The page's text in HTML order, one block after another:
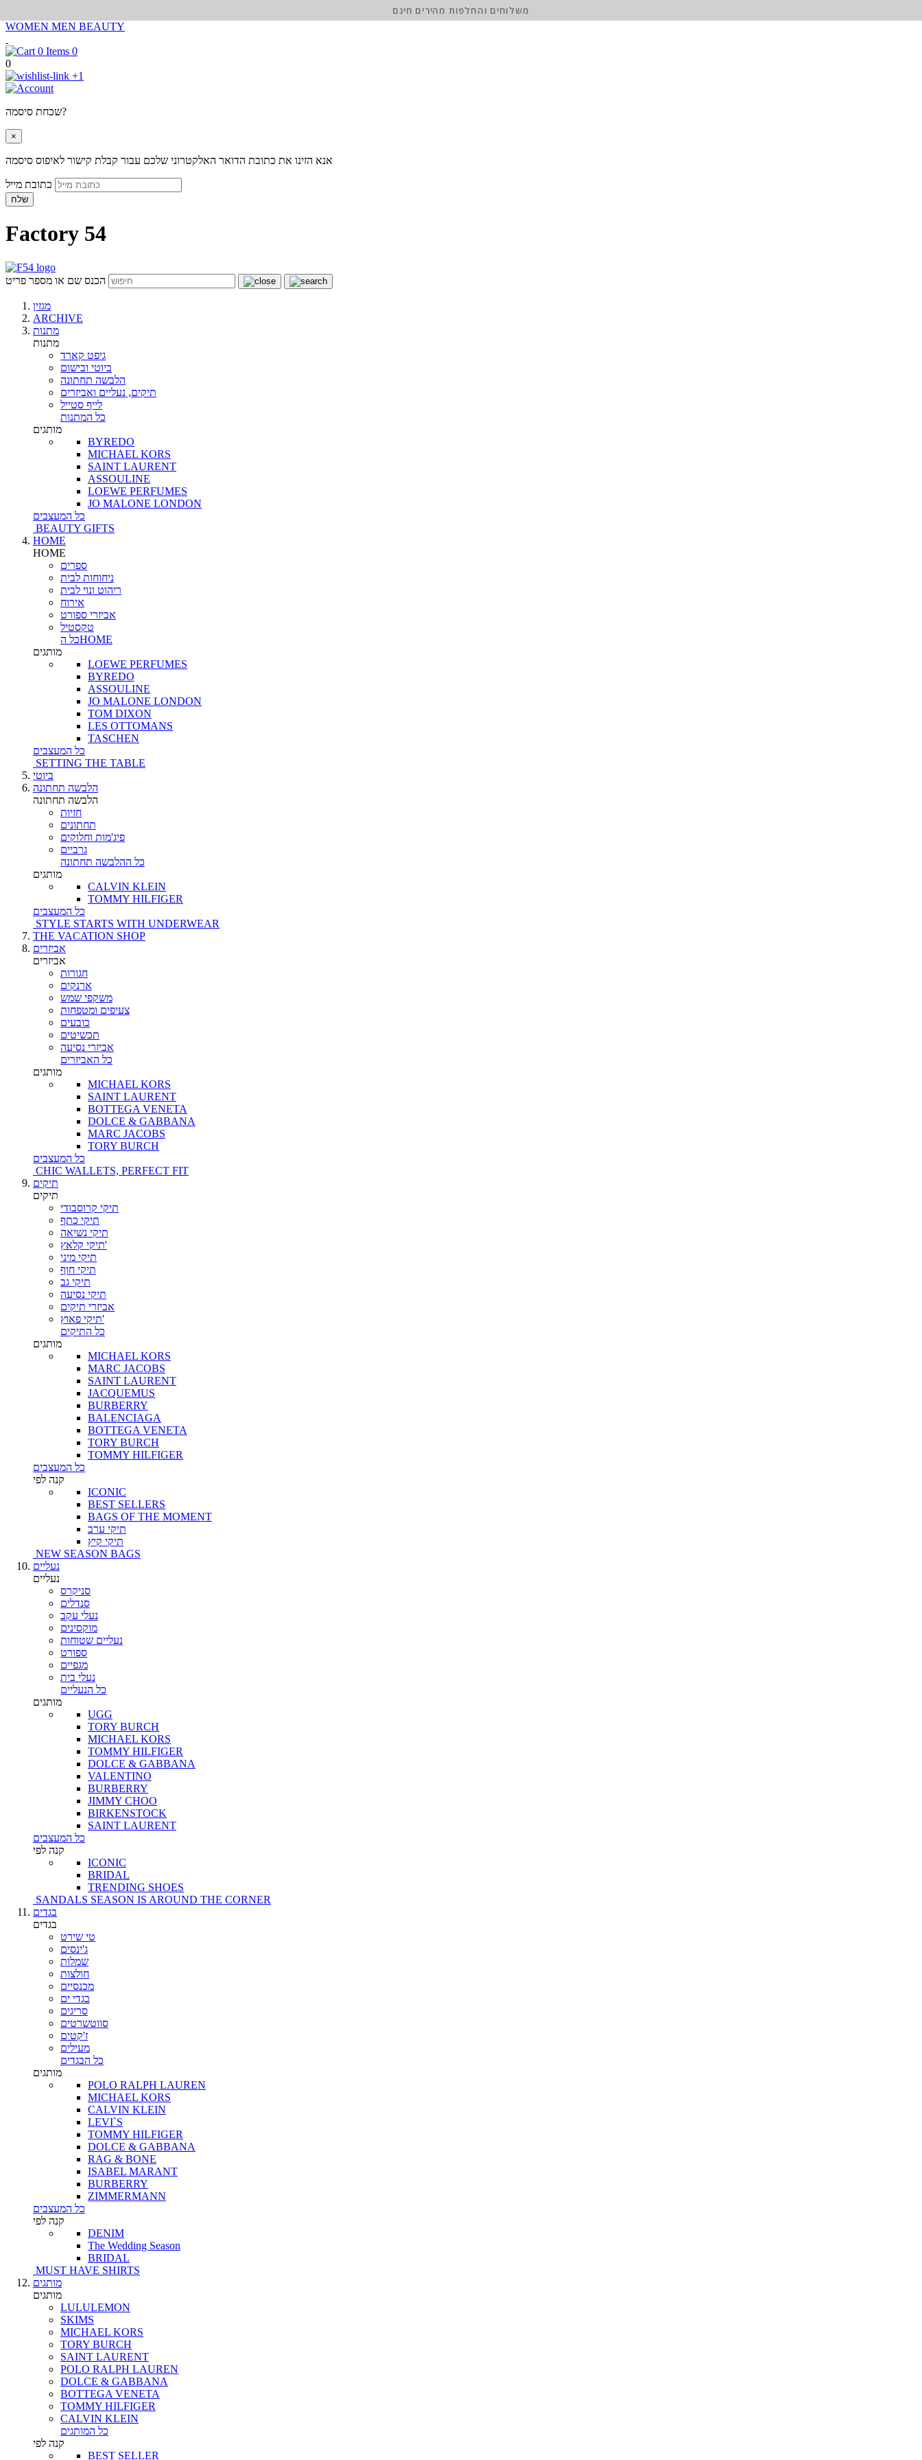
WOMEN MEN BEAUTY
0
0
+1
שכחת סיסמה?
×
אנא הזינו את כתובת הדואר האלקטרוני שלכם עבור קבלת קישור לאיפוס סיסמה
שלח
Factory 54
הכנס שם או מספר פריט
מגזין
ARCHIVE
מתנות
מתנות
גיפט קארד
ביוטי ובישום
הלבשה תחתונה
תיקים, נעליים ואביזרים
לייף סטייל
כל המתנות
מותגים
BYREDO
MICHAEL KORS
SAINT LAURENT
ASSOULINE
LOEWE PERFUMES
JO MALONE LONDON
כל המעצבים
BEAUTY GIFTS
HOME
HOME
ספרים
ניחוחות לבית
ריהוט ונוי לבית
אירוח
אביזרי ספורט
טקסטיל
כל הHOME
מותגים
LOEWE PERFUMES
BYREDO
ASSOULINE
JO MALONE LONDON
TOM DIXON
LES OTTOMANS
TASCHEN
כל המעצבים
SETTING THE TABLE
ביוטי
הלבשה תחתונה
הלבשה תחתונה
חזיות
תחתונים
פיג'מות וחלוקים
גרביים
כל ההלבשה תחתונה
מותגים
CALVIN KLEIN
TOMMY HILFIGER
כל המעצבים
STYLE STARTS WITH UNDERWEAR
THE VACATION SHOP
אביזרים
אביזרים
חגורות
ארנקים
משקפי שמש
צעיפים ומטפחות
כובעים
תכשיטים
אביזרי נסיעה
כל האביזרים
מותגים
MICHAEL KORS
SAINT LAURENT
BOTTEGA VENETA
DOLCE & GABBANA
MARC JACOBS
TORY BURCH
כל המעצבים
CHIC WALLETS, PERFECT FIT
תיקים
תיקים
תיקי קרוסבודי
תיקי כתף
תיקי נשיאה
תיקי קלאץ'
תיקי מיני
תיקי חוף
תיקי גב
תיקי נסיעה
אביזרי תיקים
תיקי פאוץ'
כל התיקים
מותגים
MICHAEL KORS
MARC JACOBS
SAINT LAURENT
JACQUEMUS
BURBERRY
BALENCIAGA
BOTTEGA VENETA
TORY BURCH
TOMMY HILFIGER
כל המעצבים
קנה לפי
ICONIC
BEST SELLERS
BAGS OF THE MOMENT
תיקי ערב
תיקי קיץ
NEW SEASON BAGS
נעליים
נעליים
סניקרס
סנדלים
נעלי עקב
מוקסינים
נעליים שטוחות
ספורט
מגפיים
נעלי בית
כל הנעליים
מותגים
UGG
TORY BURCH
MICHAEL KORS
TOMMY HILFIGER
DOLCE & GABBANA
VALENTINO
BURBERRY
JIMMY CHOO
BIRKENSTOCK
SAINT LAURENT
כל המעצבים
קנה לפי
ICONIC
BRIDAL
TRENDING SHOES
SANDALS SEASON IS AROUND THE CORNER
בגדים
בגדים
טי שירט
ג'ינסים
שמלות
חולצות
מכנסיים
בגדי ים
סריגים
סווטשרטים
ז'קטים
מעילים
כל הבגדים
מותגים
POLO RALPH LAUREN
MICHAEL KORS
CALVIN KLEIN
LEVI`S
TOMMY HILFIGER
DOLCE & GABBANA
RAG & BONE
ISABEL MARANT
BURBERRY
ZIMMERMANN
כל המעצבים
קנה לפי
DENIM
The Wedding Season
BRIDAL
MUST HAVE SHIRTS
מותגים
מותגים
LULULEMON
SKIMS
MICHAEL KORS
TORY BURCH
SAINT LAURENT
POLO RALPH LAUREN
DOLCE & GABBANA
BOTTEGA VENETA
TOMMY HILFIGER
CALVIN KLEIN
כל המותגים
קנה לפי
BEST SELLER
משלוחים והחלפות מהירים חינם